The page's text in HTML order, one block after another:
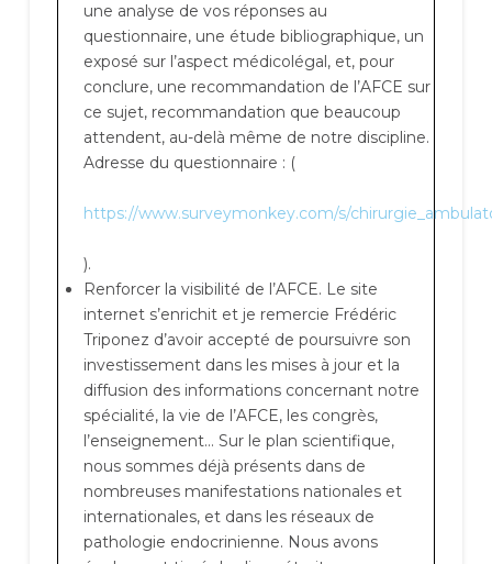
une analyse de vos réponses au
questionnaire, une étude bibliographique, un
exposé sur l’aspect médicolégal, et, pour
conclure, une recommandation de l’AFCE sur
ce sujet, recommandation que beaucoup
attendent, au-delà même de notre discipline.
Adresse du questionnaire : (
https://www.surveymonkey.com/s/
).
Renforcer la visibilité de l’AFCE. Le site
internet s’enrichit et je remercie Frédéric
Triponez d’avoir accepté de poursuivre son
investissement dans les mises à jour et la
diffusion des informations concernant notre
spécialité, la vie de l’AFCE, les congrès,
l’enseignement… Sur le plan scientifique,
nous sommes déjà présents dans de
nombreuses manifestations nationales et
internationales, et dans les réseaux de
pathologie endocrinienne. Nous avons